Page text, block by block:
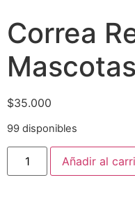
Correa
$35.000
99 disponibles
Añadir al